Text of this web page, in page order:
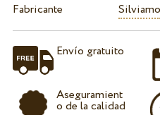
Fabricante
Silviamo
Envío gratuito
Aseguramient
o de la calidad